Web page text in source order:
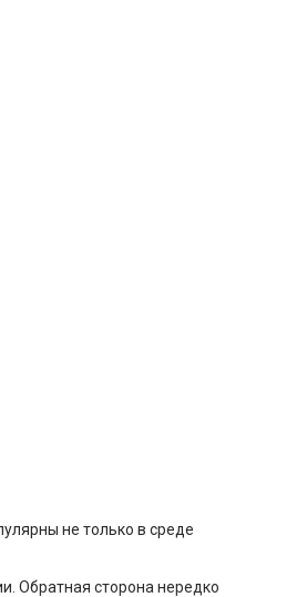
не только в среде
Обратная сторона нередко